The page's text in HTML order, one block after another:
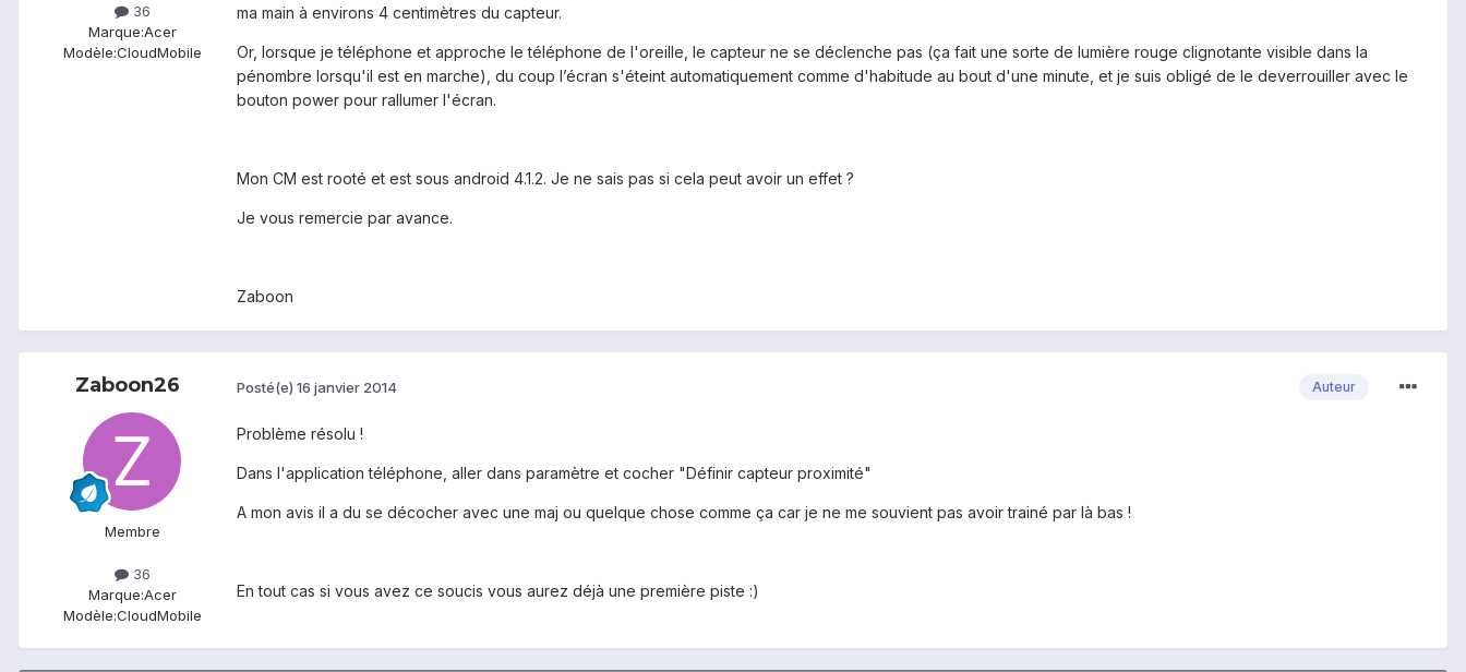
36
Marque:Acer
Modèle:CloudMobile
ma main à environs 4 centimètres du capteur.
Or, lorsque je téléphone et approche le téléphone de l'oreille, le capteur ne se déclenche pas (ça fait une sorte de lumière rouge clignotante visible dans la
pénombre lorsqu'il est en marche), du coup l’écran s'éteint automatiquement comme d'habitude au bout d'une minute, et je suis obligé de le deverrouiller avec le
bouton power pour rallumer l'écran.
Mon CM est rooté et est sous android 4.1.2. Je ne sais pas si cela peut avoir un effet ?
Je vous remercie par avance.
Zaboon
Zaboon26
Membre
36
Marque:Acer
Modèle:CloudMobile
Auteur
Posté(e) 16 janvier 2014
Problème résolu !
Dans l'application téléphone, aller dans paramètre et cocher "Définir capteur proximité"
A mon avis il a du se décocher avec une maj ou quelque chose comme ça car je ne me souvient pas avoir trainé par là bas !
En tout cas si vous avez ce soucis vous aurez déjà une première piste :)